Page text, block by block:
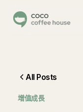
All Posts
增值成長